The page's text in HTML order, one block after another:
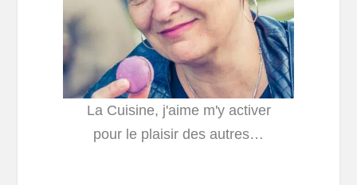
La Cuisine, j'aime m'y activer
pour le plaisir des autres…